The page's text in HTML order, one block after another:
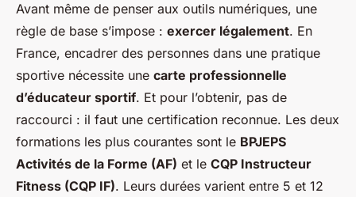
Avant même de penser aux outils numériques, une
règle de base s’impose : exercer légalement. En
France, encadrer des personnes dans une pratique
sportive nécessite une carte professionnelle
d’éducateur sportif. Et pour l’obtenir, pas de
raccourci : il faut une certification reconnue. Les deux
formations les plus courantes sont le BPJEPS
Activités de la Forme (AF) et le CQP Instructeur
Fitness (CQP IF). Leurs durées varient entre 5 et 12